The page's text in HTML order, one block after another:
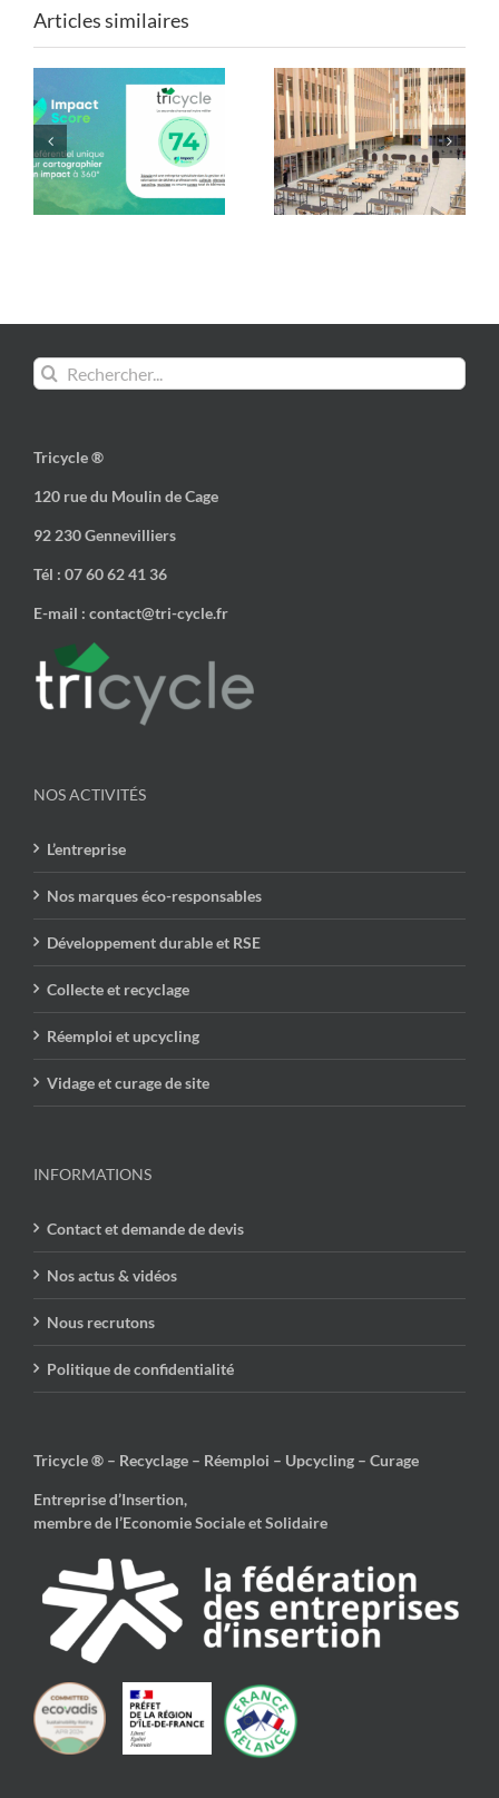
Articles similaires
Mobilier de Paris 2024
: une seconde vie avec
Tricycle !
Les formes du réemploi
: Tricycle x ENSA Paris-
Est
Rechercher:
Tricycle ®
120 rue du Moulin de Cage
92 230 Gennevilliers
Tél : 07 60 62 41 36
E-mail : contact@tri-cycle.fr
NOS ACTIVITÉS
L’entreprise
Nos marques éco-responsables
Développement durable et RSE
Collecte et recyclage
Réemploi et upcycling
Vidage et curage de site
INFORMATIONS
Contact et demande de devis
Nos actus & vidéos
Nous recrutons
Politique de confidentialité
Tricycle ® – Recyclage – Réemploi – Upcycling – Curage
Entreprise d’Insertion,
membre de l’Economie Sociale et Solidaire